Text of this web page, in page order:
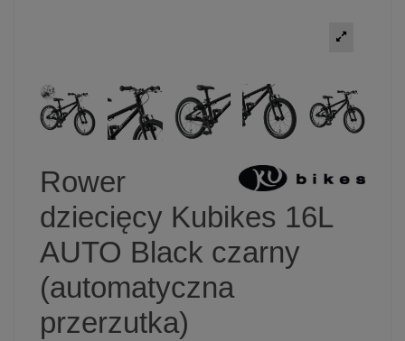
Rower
dziecięcy Kubikes 16L
AUTO Black czarny
(automatyczna
przerzutka)